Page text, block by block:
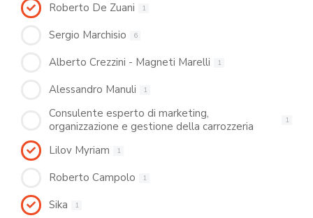
Roberto De Zuani 1
Sergio Marchisio 6
Alberto Crezzini - Magneti Marelli 1
Alessandro Manuli 1
Consulente esperto di marketing,
organizzazione e gestione della carrozzeria
1
Lilov Myriam 1
Roberto Campolo 1
Sika 1